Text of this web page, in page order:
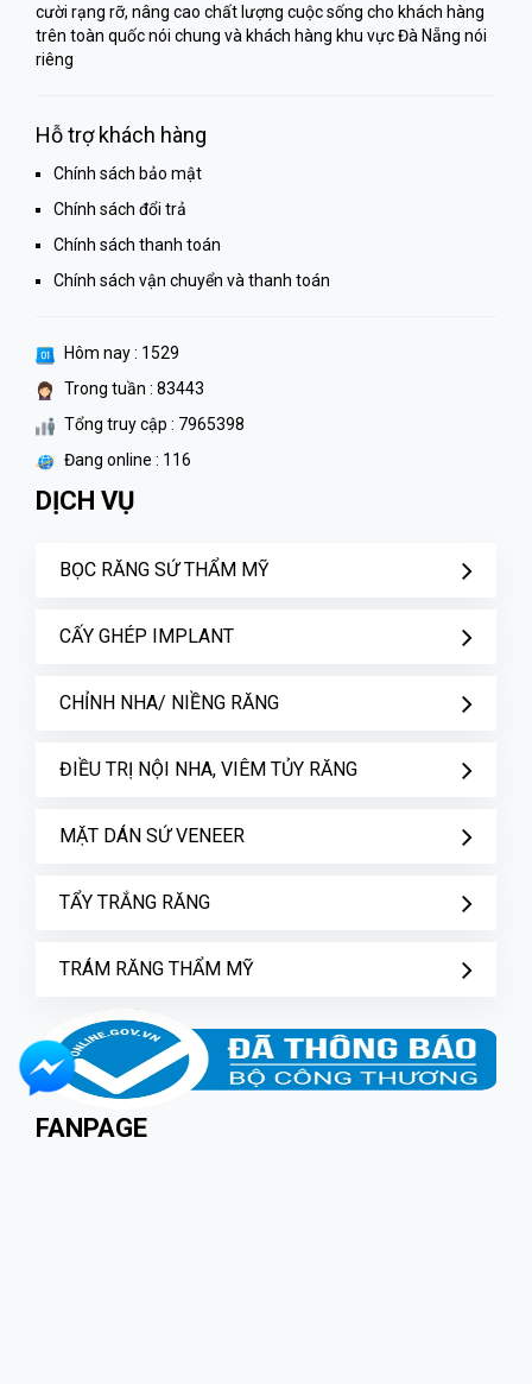
cười rạng rỡ, nâng cao chất lượng cuộc sống cho khách hàng
trên toàn quốc nói chung và khách hàng khu vực Đà Nẵng nói
riêng
Hỗ trợ khách hàng
Chính sách bảo mật
Chính sách đổi trả
Chính sách thanh toán
Chính sách vận chuyển và thanh toán
Hôm nay : 1529
Trong tuần : 83443
Tổng truy cập : 7965398
Đang online : 116
DỊCH VỤ
BỌC RĂNG SỨ THẨM MỸ
CẤY GHÉP IMPLANT
CHỈNH NHA/ NIỀNG RĂNG
ĐIỀU TRỊ NỘI NHA, VIÊM TỦY RĂNG
MẶT DÁN SỨ VENEER
TẨY TRẮNG RĂNG
TRÁM RĂNG THẨM MỸ
FANPAGE